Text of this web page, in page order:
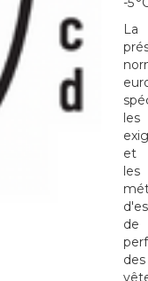
La
les
et
les
de
des